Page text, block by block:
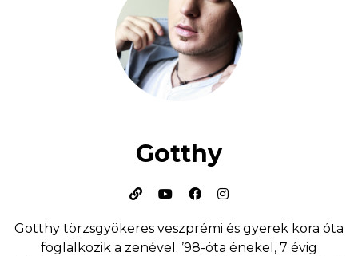
Gotthy
Gotthy törzsgyökeres veszprémi és gyerek kora óta
foglalkozik a zenével. ’98-óta énekel, 7 évig